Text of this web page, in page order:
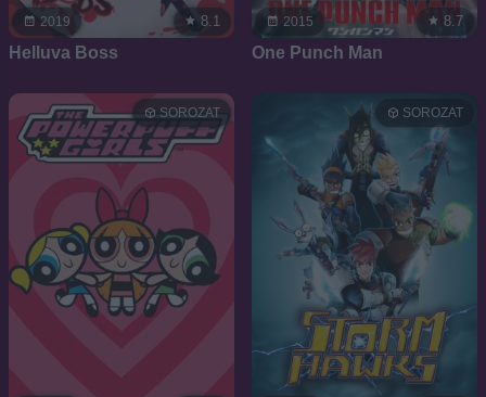
2019 8.1
Helluva Boss
2015 8.7
One Punch Man
SOROZAT SOROZAT